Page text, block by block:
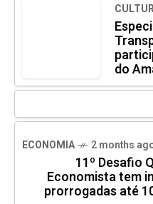
do
ECONOMIA 2 months
11º Desafio
Economista tem
prorrogadas até